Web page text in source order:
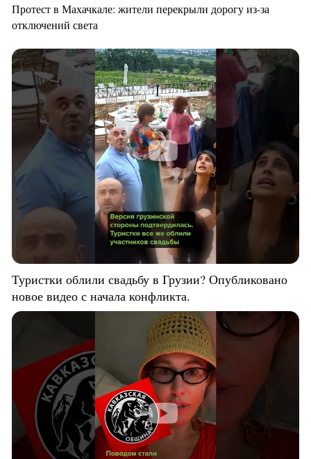
Протест в Махачкале: жители перекрыли дорогу из-за
отключений света
Туристки облили свадьбу в Грузии? Опубликовано
новое видео с начала конфликта.